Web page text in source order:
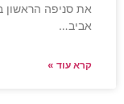
את סניפה הראשון
אביב…
קרא עוד »